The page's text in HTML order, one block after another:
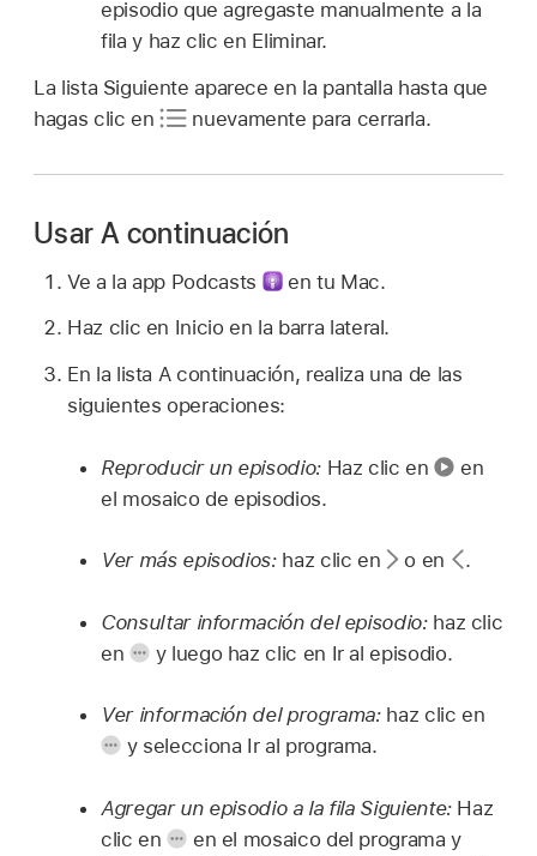
episodio que agregaste manualmente a la
fila y haz clic en Eliminar.
La lista Siguiente aparece en la pantalla hasta que
hagas clic en
nuevamente para cerrarla.
Usar A continuación
Ve a la app Podcasts
en tu Mac.
Haz clic en Inicio en la barra lateral.
En la lista A continuación, realiza una de las
siguientes operaciones:
Reproducir un episodio:Haz clic en
en
el mosaico de episodios.
Ver más episodios:haz clic en o en .
Consultar información del episodio:haz clic
en
y luego haz clic en Ir al episodio.
Ver información del programa:haz clic en
y selecciona Ir al programa.
Agregar un episodio a la fila Siguiente:Haz
clic en
en el mosaico del programa y